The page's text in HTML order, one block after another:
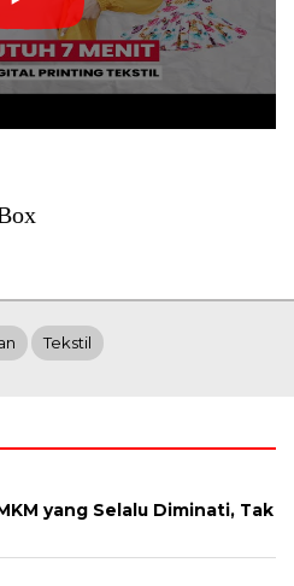
Tekstil
yang Selalu Diminati, Tak